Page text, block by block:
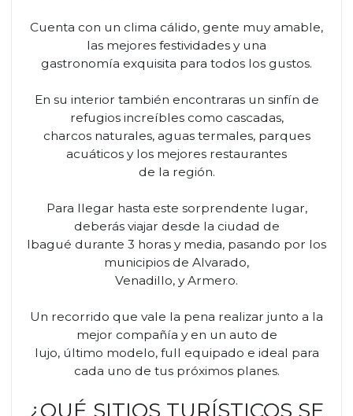
Cuenta con un clima cálido, gente muy amable,
las mejores festividades y una
gastronomía exquisita para todos los gustos.
En su interior también encontraras un sinfín de
refugios increíbles como cascadas,
charcos naturales, aguas termales, parques
acuáticos y los mejores restaurantes
de la región.
Para llegar hasta este sorprendente lugar,
deberás viajar desde la ciudad de
Ibagué durante 3 horas y media, pasando por los
municipios de Alvarado,
Venadillo, y Armero.
Un recorrido que vale la pena realizar junto a la
mejor compañía y en un auto de
lujo, último modelo, full equipado e ideal para
cada uno de tus próximos planes.
¿QUÉ SITIOS TURÍSTICOS SE